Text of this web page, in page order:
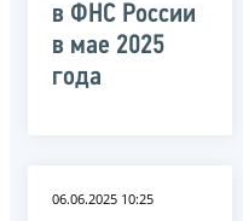
в ФНС России
в мае 2025
года
06.06.2025 10:25